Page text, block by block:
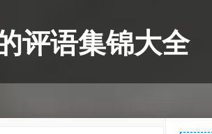
评语集锦大全